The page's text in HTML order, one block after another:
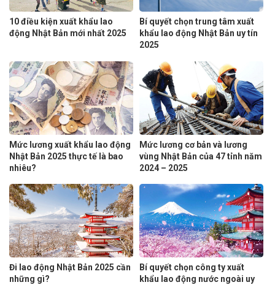
10 điều kiện xuất khẩu lao
động Nhật Bản mới nhất 2025
Bí quyết chọn trung tâm xuất
khẩu lao động Nhật Bản uy tín
2025
Mức lương xuất khẩu lao động
Nhật Bản 2025 thực tế là bao
nhiêu?
Mức lương cơ bản và lương
vùng Nhật Bản của 47 tỉnh năm
2024 – 2025
Đi lao động Nhật Bản 2025 cần
những gì?
Bí quyết chọn công ty xuất
khẩu lao động nước ngoài uy